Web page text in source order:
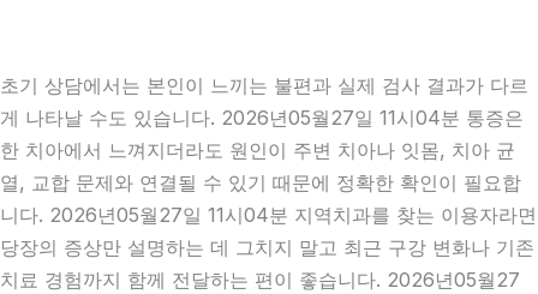
초기 상담에서는 본인이 느끼는 불편과 실제 검사 결과가 다르
게 나타날 수도 있습니다. 2026년05월27일 11시04분 통증은
한 치아에서 느껴지더라도 원인이 주변 치아나 잇몸, 치아 균
열, 교합 문제와 연결될 수 있기 때문에 정확한 확인이 필요합
니다. 2026년05월27일 11시04분 지역치과를 찾는 이용자라면
당장의 증상만 설명하는 데 그치지 말고 최근 구강 변화나 기존
치료 경험까지 함께 전달하는 편이 좋습니다. 2026년05월27